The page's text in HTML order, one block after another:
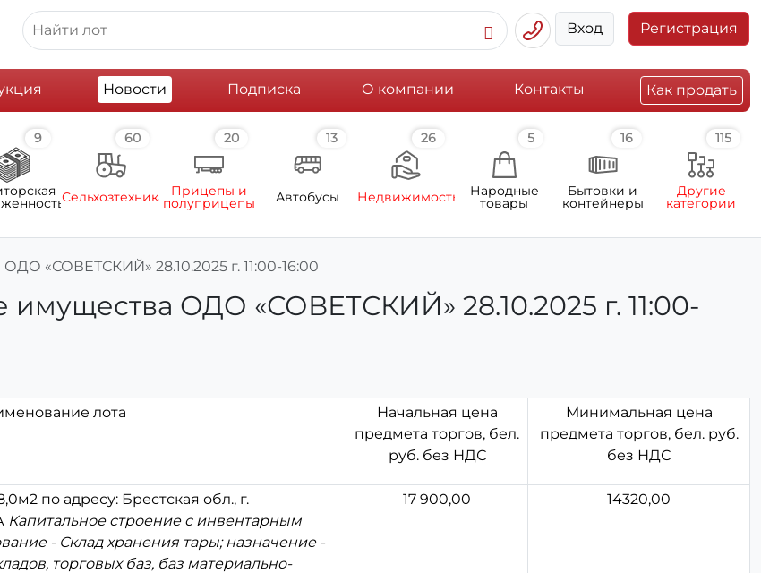
Вход Регистрация
Новости Подписка О компании Контакты Как продать
9 60
Сельхозтехника
20
Прицепы и
полуприцепы
13
Автобусы
26
Недвижимость
5
Народные
товары
16
Бытовки и
контейнеры
115
Другие
категории
«СОВЕТСКИЙ» 28.10.2025 г. 11:00-16:00
ОДО «СОВЕТСКИЙ» 28.10.2025 г. 11:00-
лота
Начальная цена
предмета торгов, бел.
руб. без НДС
Минимальная цена
предмета торгов, бел. руб.
без НДС
по адресу: Брестская обл., г.
Капитальное строение с инвентарным
- Склад хранения тары; назначение -
торговых баз, баз материально­
17 900,00 14320,00